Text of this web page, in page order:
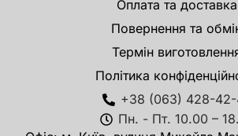
Оплата та доставка
Повернення та
Термін
Політика
+38 (063) 428-
Пн. - Пт. 10.00 –